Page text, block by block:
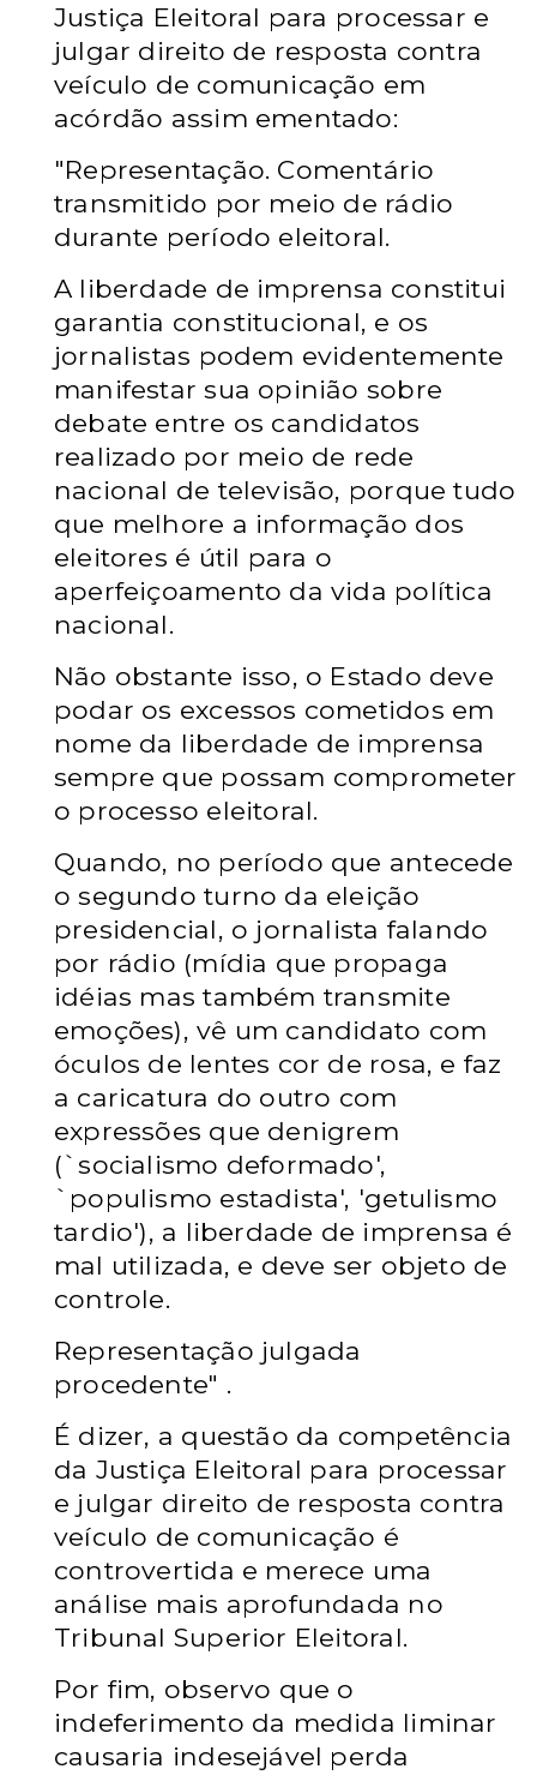
Justiça Eleitoral para processar e
julgar direito de resposta contra
veículo de comunicação em
acórdão assim ementado:
"Representação. Comentário
transmitido por meio de rádio
durante período eleitoral.
A liberdade de imprensa constitui
garantia constitucional, e os
jornalistas podem evidentemente
manifestar sua opinião sobre
debate entre os candidatos
realizado por meio de rede
nacional de televisão, porque tudo
que melhore a informação dos
eleitores é útil para o
aperfeiçoamento da vida política
nacional.
Não obstante isso, o Estado deve
podar os excessos cometidos em
nome da liberdade de imprensa
sempre que possam comprometer
o processo eleitoral.
Quando, no período que antecede
o segundo turno da eleição
presidencial, o jornalista falando
por rádio (mídia que propaga
idéias mas também transmite
emoções), vê um candidato com
óculos de lentes cor de rosa, e faz
a caricatura do outro com
expressões que denigrem
(`socialismo deformado',
`populismo estadista', 'getulismo
tardio'), a liberdade de imprensa é
mal utilizada, e deve ser objeto de
controle.
Representação julgada
procedente" .
É dizer, a questão da competência
da Justiça Eleitoral para processar
e julgar direito de resposta contra
veículo de comunicação é
controvertida e merece uma
análise mais aprofundada no
Tribunal Superior Eleitoral.
Por fim, observo que o
indeferimento da medida liminar
causaria indesejável perda